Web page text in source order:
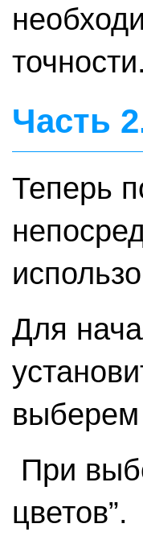
Часть
Теперь
Для
выберем
При
цветов”.